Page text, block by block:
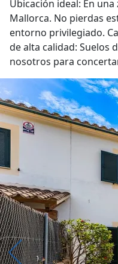
Ubicación ideal: En
Mallorca. No pierdas
entorno privilegiado.
de alta calidad: Suelos
nosotros para